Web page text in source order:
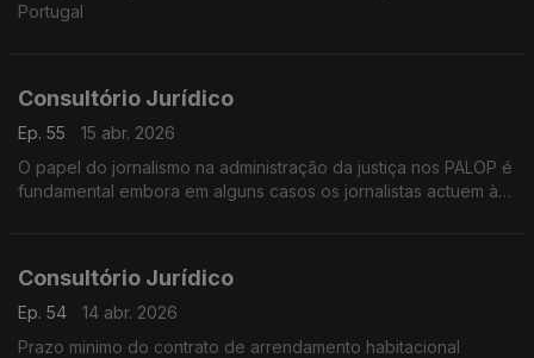
Portugal
Consultório Jurídico
Ep. 55
15 abr. 2026
O papel do jornalismo na administração da justiça nos PALOP é
fundamental embora em alguns casos os jornalistas actuem à
Consultório Jurídico
Ep. 54
14 abr. 2026
Prazo minimo do contrato de arrendamento habitacional